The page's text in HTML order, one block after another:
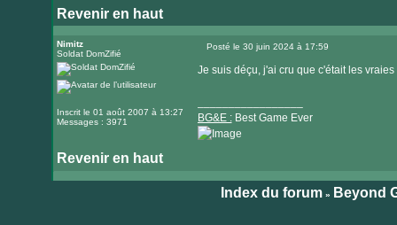
Revenir en haut
Visiter
le
internet
Nimitz
Soldat DomZifié
Inscrit le 01 août 2007 à 13:27
Messages : 3971
Posté le 30 juin 2024 à 17:59
Je suis déçu, j'ai cru que c'était les
BG&E :Best Game Ever
Revenir en haut
le
Index du forum» Beyond